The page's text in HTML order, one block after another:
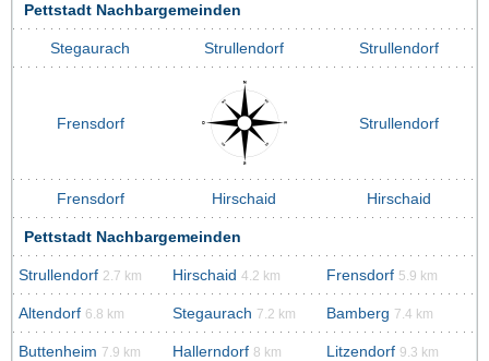
Pettstadt Nachbargemeinden
Stegaurach Strullendorf Strullendorf
Frensdorf Strullendorf
Frensdorf Hirschaid Hirschaid
Pettstadt Nachbargemeinden
Strullendorf 2.7 km Hirschaid 4.2 km Frensdorf 5.9 km
Altendorf 6.8 km Stegaurach 7.2 km Bamberg 7.4 km
Buttenheim 7.9 km Hallerndorf 8 km Litzendorf 9.3 km